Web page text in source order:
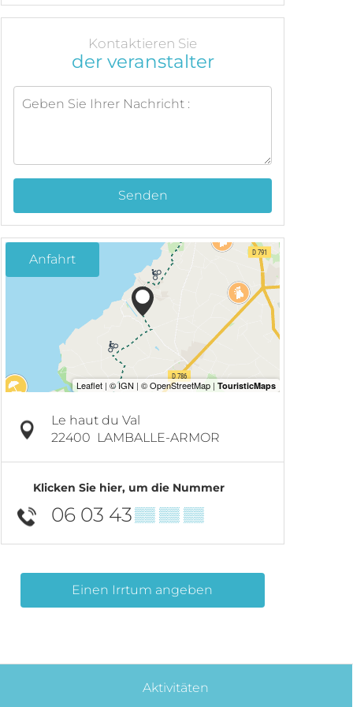
Kontaktieren Sie
der veranstalter
Senden
Anfahrt
Le haut du Val
22400 LAMBALLE-ARMOR
Klicken Sie hier, um die Nummer
06 03 43▒▒ ▒▒ ▒▒
Einen Irrtum angeben
Aktivitäten